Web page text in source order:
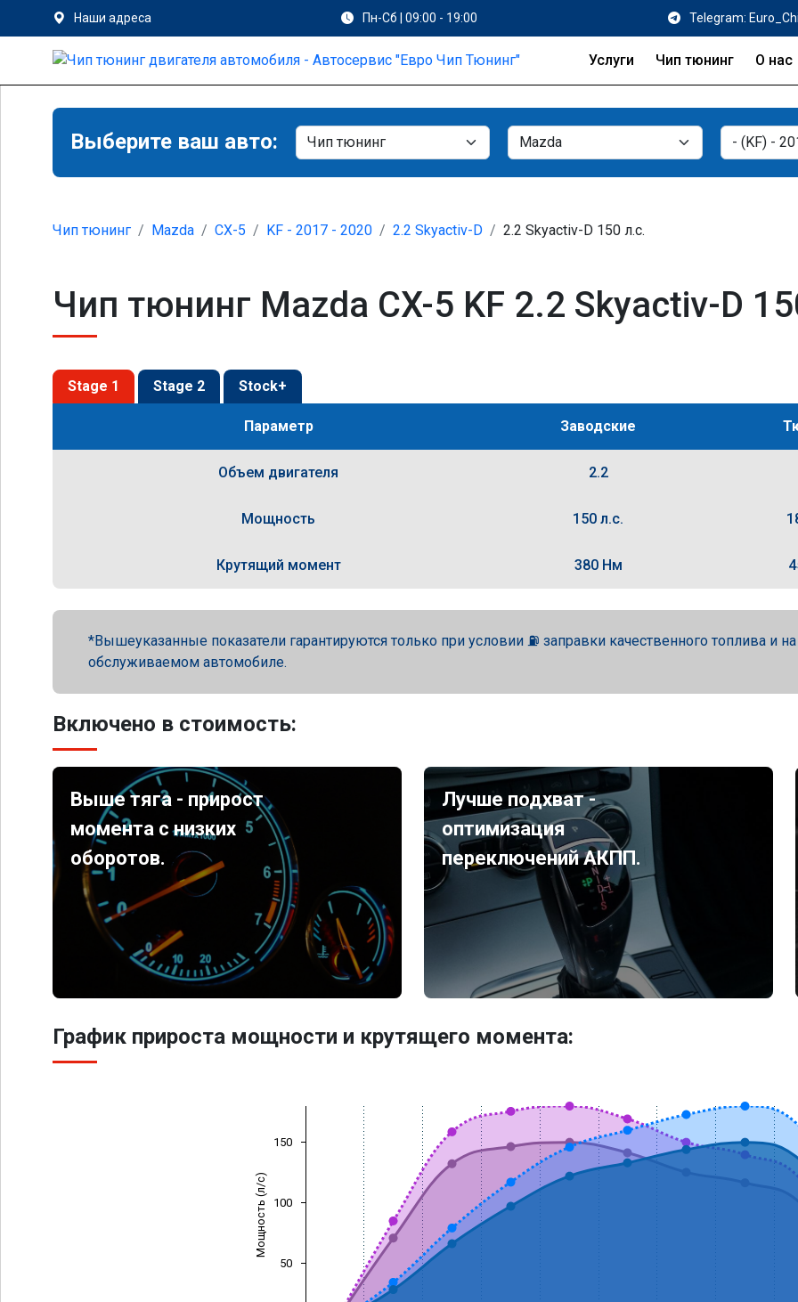
Наши адреса Пн-Сб | 09:00 - 19:00 Telegram:
Услуги Чип тюнинг О нас
Выберите ваш авто:
Чип тюнинг Mazda CX-5 KF - 2017 - 2020 2.2 Skyactiv-D 2.2 Skyactiv-D 150 л.с.
Чип тюнинг Mazda CX-5 KF 2.2 Skyactiv-D
Stage 1 Stage 2 Stock+
Параметр Заводские
Объем двигателя 2.2
Мощность 150 л.с.
Крутящий момент 380 Нм
Вышеуказанные показатели гарантируются только при условии ⛽ заправки качественного топлива и
обслуживаемом автомобиле.
Включено в стоимость:
Выше тяга - прирост
момента с низких
оборотов.
Лучше подхват -
оптимизация
переключений АКПП.
График прироста мощности и крутящего момента:
Мощность (л/с)
50
100
150